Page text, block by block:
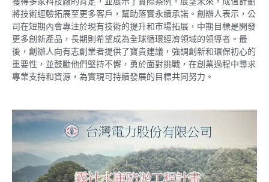
獲得多家科技廠的肯定，並展示了實際案例。展望未來，成信計劃
將技術經驗拓展至更多客戶，幫助落實永續承諾。創辦人表示，公
司在短期內會專注於現有技術的提升和市場拓展，中期目標是開發
更多創新產品，長期則希望成為全球循環經濟領域的領導者。最
後，創辦人向有志創業者提供了寶貴建議，強調創新和環保初心的
重要性，並鼓勵他們堅持不懈，勇於面對挑戰，在創業過程中尋求
專業支持和資源，為實現可持續發展的目標共同努力。